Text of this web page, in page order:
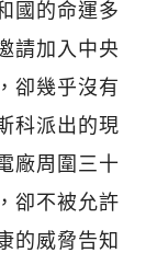
國的命運多
請加入中央
卻幾乎沒有
科派出的現
廠周圍三十
卻不被允許
的威脅告知